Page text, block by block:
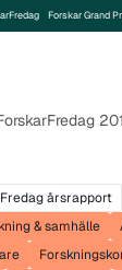
Forskar Grand
årsrapport
& samhälle